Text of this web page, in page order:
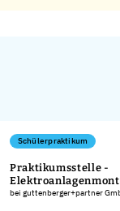
Schülerpraktikum
Praktikumsstelle -
bei guttenberger+partner